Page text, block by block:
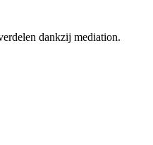
dankzij mediation.